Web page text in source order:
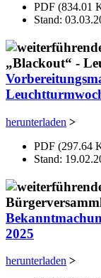
PDF (834.01
Stand:
herunterladen >
PDF (297.64
Stand:
2025
herunterladen >